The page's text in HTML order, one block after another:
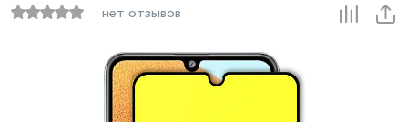
нет отзывов